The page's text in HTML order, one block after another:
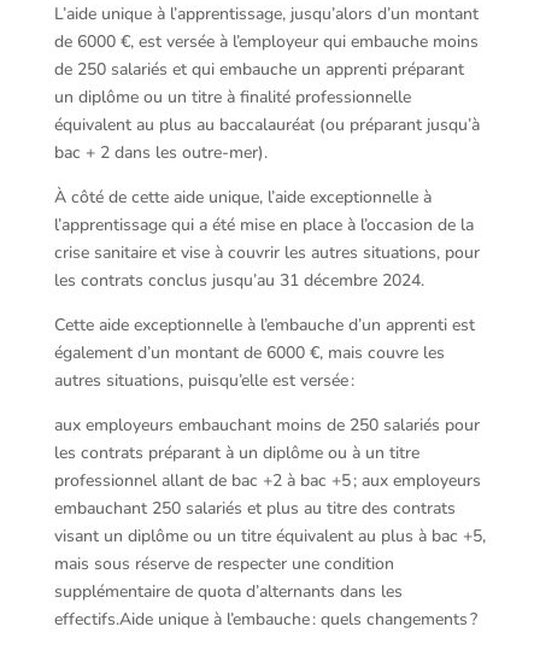
L’aide unique à l’apprentissage, jusqu’alors d’un montant
de 6000 €, est versée à l’employeur qui embauche moins
de 250 salariés et qui embauche un apprenti préparant
un diplôme ou un titre à finalité professionnelle
équivalent au plus au baccalauréat (ou préparant jusqu’à
bac + 2 dans les outre-mer).
À côté de cette aide unique, l’aide exceptionnelle à
l’apprentissage qui a été mise en place à l’occasion de la
crise sanitaire et vise à couvrir les autres situations, pour
les contrats conclus jusqu’au 31 décembre 2024.
Cette aide exceptionnelle à l’embauche d’un apprenti est
également d’un montant de 6000 €, mais couvre les
autres situations, puisqu’elle est versée :
aux employeurs embauchant moins de 250 salariés pour
les contrats préparant à un diplôme ou à un titre
professionnel allant de bac +2 à bac +5 ; aux employeurs
embauchant 250 salariés et plus au titre des contrats
visant un diplôme ou un titre équivalent au plus à bac +5,
mais sous réserve de respecter une condition
supplémentaire de quota d’alternants dans les
effectifs.Aide unique à l’embauche : quels changements ?